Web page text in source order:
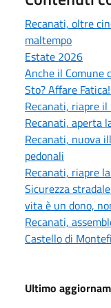
Recanati, oltre
maltempo
Estate 2026
Anche il Comune
Sto? Affare
Recanati, riapre
Recanati, aperta
Recanati, nuova
pedonali
Recanati, riapre
Sicurezza
vita è un dono,
Recanati,
Castello di
Ultimo